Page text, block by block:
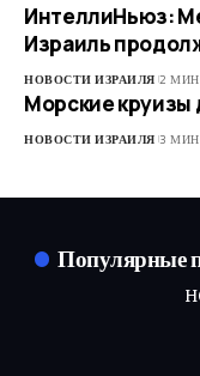
ИнтеллиНьюз:
Израиль
НОВОСТИ ИЗРАИЛЯ 2
Морские
НОВОСТИ ИЗРАИЛЯ 3
Популярные